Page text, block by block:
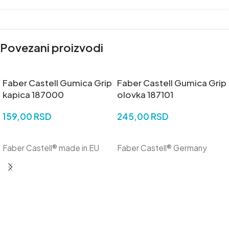
Povezani proizvodi
Faber Castell Gumica Grip
kapica 187000
159,00 RSD
Faber Castell® made in EU
Faber Castell Gumica Grip
olovka 187101
245,00 RSD
Faber Castell® Germany